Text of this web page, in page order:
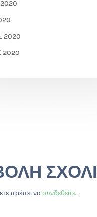
2020
2020
πρέπει νασυνδεθείτε.